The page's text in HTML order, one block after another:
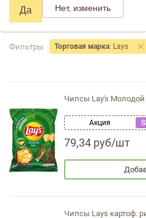
Да Нет, изменить
по популярности
Фильтры Торговая марка: Lays
Чипсы Lay's Молодой
Акция
79,34 руб/шт
Чипсы Lays картоф.